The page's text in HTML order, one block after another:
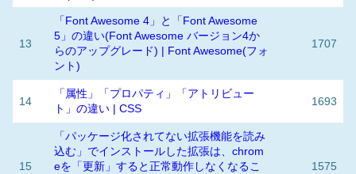
13
「Font Awesome 4」と「Font Awesome
5」の違い(Font Awesome バージョン4か
らのアップグレード) | Font Awesome(フォ
ント)
1707
14
「属性」「プロパティ」「アトリビュー
ト」の違い | CSS
1693
15
「パッケージ化されてない拡張機能を読み
込む」でインストールした拡張は、chrom
eを「更新」すると正常動作しなくなるこ
1575